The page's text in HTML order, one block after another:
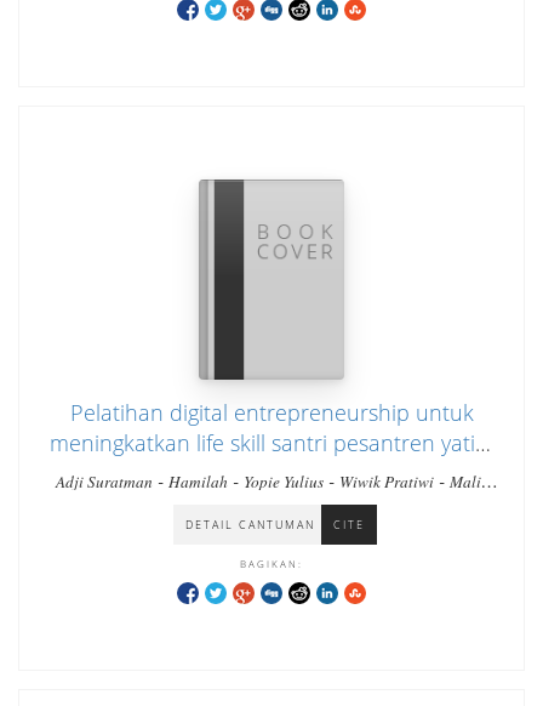
Pelatihan digital entrepreneurship untuk
meningkatkan life skill santri pesantren yatim
duafa di Kelurahan Pisangan Lama
Kecamatan Pulogadung Provinsi Jakarta
Timur
Adji Suratman - Hamilah - Yopie Yulius- Wiwik Pratiwi- Malik
-Dewi Septiani
DETAIL CANTUMAN CITE
BAGIKAN: